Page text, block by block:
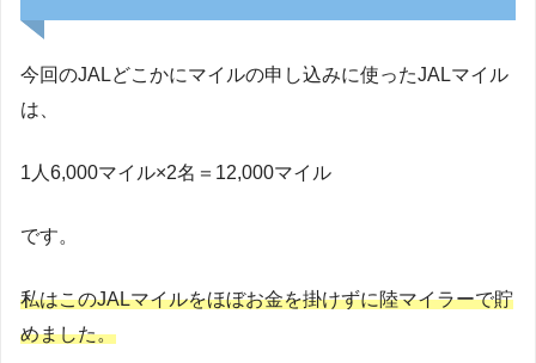
今回のJALどこかにマイルの申し込みに使ったJALマイル
は、
1人6,000マイル×2名＝12,000マイル
です。
私はこのJALマイルをほぼお金を掛けずに陸マイラーで貯
めました。